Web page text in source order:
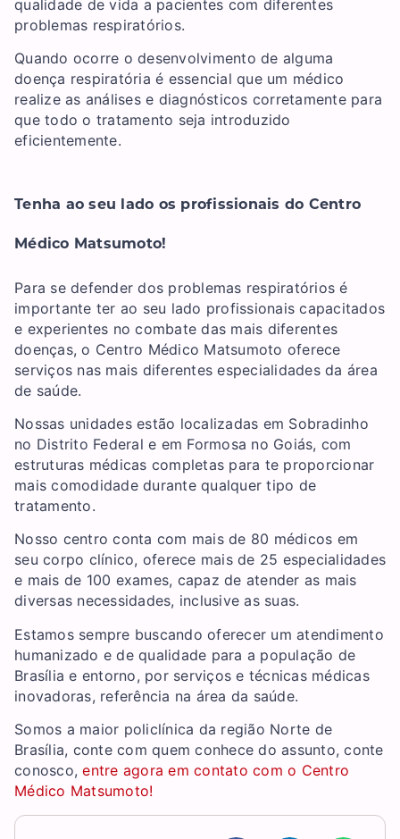
qualidade de vida a pacientes com diferentes
problemas respiratórios.
Quando ocorre o desenvolvimento de alguma
doença respiratória é essencial que um médico
realize as análises e diagnósticos corretamente para
que todo o tratamento seja introduzido
eficientemente.
Tenha ao seu lado os profissionais do Centro
Médico Matsumoto!
Para se defender dos problemas respiratórios é
importante ter ao seu lado profissionais capacitados
e experientes no combate das mais diferentes
doenças, o Centro Médico Matsumoto oferece
serviços nas mais diferentes especialidades da área
de saúde.
Nossas unidades estão localizadas em Sobradinho
no Distrito Federal e em Formosa no Goiás, com
estruturas médicas completas para te proporcionar
mais comodidade durante qualquer tipo de
tratamento.
Nosso centro conta com mais de 80 médicos em
seu corpo clínico, oferece mais de 25 especialidades
e mais de 100 exames, capaz de atender as mais
diversas necessidades, inclusive as suas.
Estamos sempre buscando oferecer um atendimento
humanizado e de qualidade para a população de
Brasília e entorno, por serviços e técnicas médicas
inovadoras, referência na área da saúde.
Somos a maior policlínica da região Norte de
Brasília, conte com quem conhece do assunto, conte
conosco,entre agora em contato com o Centro
Médico Matsumoto!